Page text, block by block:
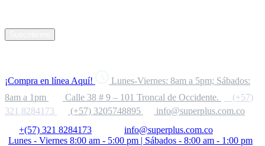
¡Compra en línea Aquí!
Lunes-Viernes: 8am a 5pm; Sábados:
8am a 1pm
Calle 38 # 9 – 101 Troncal de Occidente.
(+57)
321 8284173
(+57) 3205748895
info@superplus.com.co
+(57) 321 8284173
info@superplus.com.co
Lunes - Viernes 8:00 am - 5:00 pm | Sábados - 8:00 am - 1:00 pm